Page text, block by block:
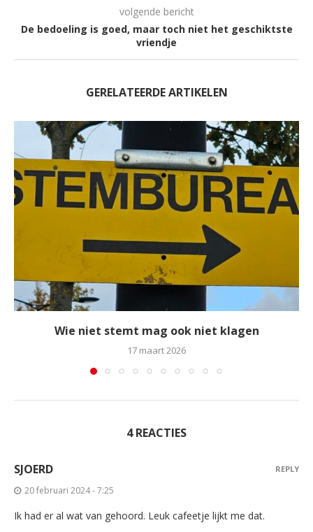
volgende bericht
De bedoeling is goed, maar toch niet het geschiktste
vriendje
GERELATEERDE ARTIKELEN
Wie niet stemt mag ook niet klagen
17 maart 2026
4 REACTIES
SJOERD
20 februari 2024 - 7:25
Ik had er al wat van gehoord. Leuk cafeetje lijkt me dat.
REPLY